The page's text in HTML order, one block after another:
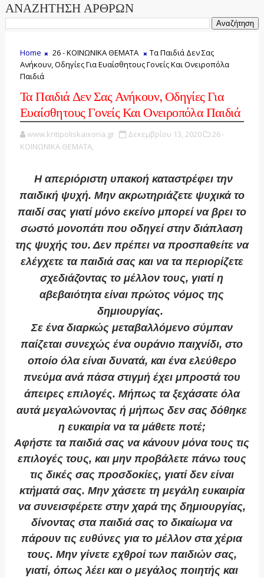
ΑΝΑΖΗΤΗΣΗ ΑΡΘΡΩΝ
Home 26 - ΚΟΙΝΩΝΙΚΑ ΘΕΜΑΤΑ
Τα Παιδιά Δεν Σας
Ανήκουν, Οδηγίες Για Ευαίσθητους Γονείς Και Ονειροπόλα
Παιδιά
Τα Παιδιά Δεν Σας Ανήκουν, Οδηγίες Για
Ευαίσθητους Γονείς Και Ονειροπόλα Παιδιά
www.kritipoliskaixoria.gr Δεκεμβρίου 13, 2020
26 -
ΚΟΙΝΩΝΙΚΑ ΘΕΜΑΤΑ,
Hαπεριόριστη υπακοή καταστρέφει την
παιδική ψυχή. Μην ακρωτηριάζετε ψυχικά το
παιδί σας γιατί μόνο εκείνο μπορεί να βρει το
σωστό μονοπάτι που οδηγεί στην διάπλαση
της ψυχής του. Δεν πρέπει να προσπαθείτε να
ελέγχετε τα παιδιά σας και να τα περιορίζετε
σχεδιάζοντας το μέλλον τους, γιατί η
αβεβαιότητα είναι πρώτος νόμος της
δημιουργίας.
Σε ένα διαρκώς μεταβαλλόμενο σύμπαν
παίζεται συνεχώς ένα ουράνιο παιχνίδι, στο
οποίο όλα είναι δυνατά, και ένα ελεύθερο
πνεύμα ανά πάσα στιγμή έχει μπροστά του
άπειρες επιλογές. Μήπως τα ξεχάσατε όλα
αυτά μεγαλώνοντας ή μήπως δεν σας δόθηκε
η ευκαιρία να τα μάθετε ποτέ;
Αφήστε τα παιδιά σας να κάνουν μόνα τους τις
επιλογές τους, και μην προβάλετε πάνω τους
τις δικές σας προσδοκίες, γιατί δεν είναι
κτήματά σας. Μην χάσετε τη μεγάλη ευκαιρία
να συνεισφέρετε στην χαρά της δημιουργίας,
δίνοντας στα παιδιά σας το δικαίωμα να
πάρουν τις ευθύνες για το μέλλον στα χέρια
τους. Μην γίνετε εχθροί των παιδιών σας,
γιατί, όπως λέει και ο μεγάλος ποιητής και